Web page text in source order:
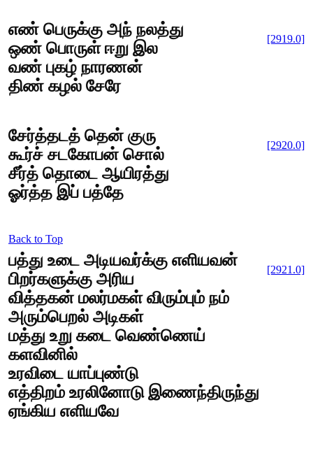
எண் பெருக்கு அந் நலத்து
ஒண் பொருள் ஈறு இல
வண் புகழ் நாரணன்
திண் கழல் சேரே
[2919.0]
சேர்த்தடத் தென் குரு
கூர்ச் சடகோபன் சொல்
சீர்த் தொடை ஆயிரத்து
ஓர்த்த இப் பத்தே
[2920.0]
Back to Top
பத்து உடை அடியவர்க்கு எளியவன்
பிறர்களுக்கு அரிய
வித்தகன் மலர்மகள் விரும்பும் நம்
அரும்பெறல் அடிகள்
மத்து உறு கடை வெண்ணெய்
களவினில்
உரவிடை யாப்புண்டு
எத்திறம் உரலினோடு இணைந்திருந்து
ஏங்கிய எளியவே
[2921.0]